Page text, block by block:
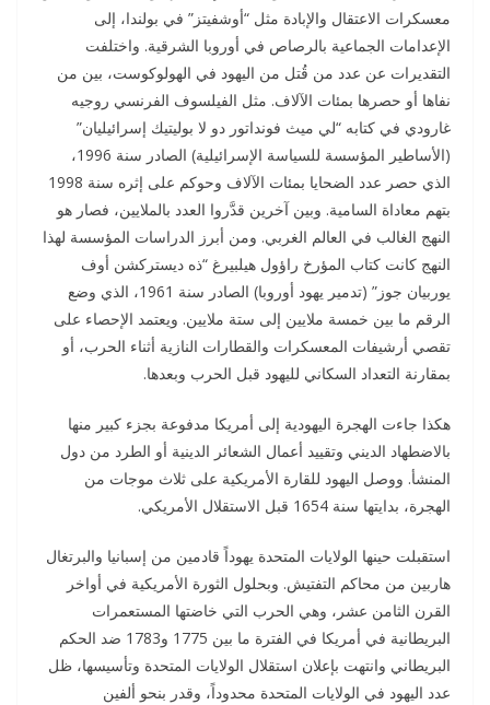
معسكرات الاعتقال والإبادة مثل “أوشفيتز” في بولندا، إلى
الإعدامات الجماعية بالرصاص في أوروبا الشرقية. واختلفت
التقديرات عن عدد من قُتل من اليهود في الهولوكوست، بين من
نفاها أو حصرها بمئات الآلاف. مثل الفيلسوف الفرنسي روجيه
غارودي في كتابه “لي ميث فونداتور دو لا بوليتيك إسرائيليان”
(الأساطير المؤسسة للسياسة الإسرائيلية) الصادر سنة 1996،
الذي حصر عدد الضحايا بمئات الآلاف وحوكم على إثره سنة 1998
بتهم معاداة السامية. وبين آخرين قدَّروا العدد بالملايين، فصار هو
النهج الغالب في العالم الغربي. ومن أبرز الدراسات المؤسسة لهذا
النهج كانت كتاب المؤرخ راؤول هيلبيرغ “ذه ديستركشن أوف
يوربيان جوز” (تدمير يهود أوروبا) الصادر سنة 1961، الذي وضع
الرقم ما بين خمسة ملايين إلى ستة ملايين. ويعتمد الإحصاء على
تقصي أرشيفات المعسكرات والقطارات النازية أثناء الحرب، أو
بمقارنة التعداد السكاني لليهود قبل الحرب وبعدها.
هكذا جاءت الهجرة اليهودية إلى أمريكا مدفوعة بجزء كبير منها
بالاضطهاد الديني وتقييد أعمال الشعائر الدينية أو الطرد من دول
المنشأ. ووصل اليهود للقارة الأمريكية على ثلاث موجات من
الهجرة، بدايتها سنة 1654 قبل الاستقلال الأمريكي.
استقبلت حينها الولايات المتحدة يهوداً قادمين من إسبانيا والبرتغال
هاربين من محاكم التفتيش. وبحلول الثورة الأمريكية في أواخر
القرن الثامن عشر، وهي الحرب التي خاضتها المستعمرات
البريطانية في أمريكا في الفترة ما بين 1775 و1783 ضد الحكم
البريطاني وانتهت بإعلان استقلال الولايات المتحدة وتأسيسها، ظل
عدد اليهود في الولايات المتحدة محدوداً، وقدر بنحو ألفين